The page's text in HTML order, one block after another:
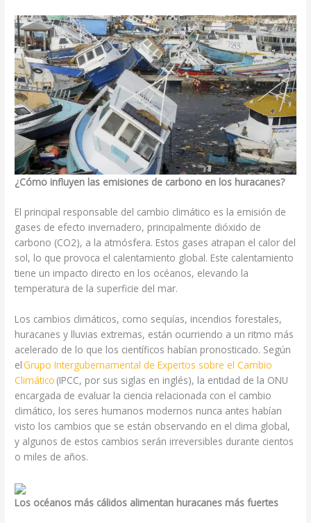
¿Cómo influyen las emisiones de carbono en los huracanes?
El principal responsable del cambio climático es la emisión de
gases de efecto invernadero, principalmente dióxido de
carbono (CO2), a la atmósfera. Estos gases atrapan el calor del
sol, lo que provoca el calentamiento global. Este calentamiento
tiene un impacto directo en los océanos, elevando la
temperatura de la superficie del mar.
Los cambios climáticos, como sequías, incendios forestales,
huracanes y lluvias extremas, están ocurriendo a un ritmo más
acelerado de lo que los científicos habían pronosticado. Según
elGrupo Intergubernamental de Expertos sobre el Cambio
Climático (IPCC, por sus siglas en inglés), la entidad de la ONU
encargada de evaluar la ciencia relacionada con el cambio
climático, los seres humanos modernos nunca antes habían
visto los cambios que se están observando en el clima global,
y algunos de estos cambios serán irreversibles durante cientos
o miles de años.
Los océanos más cálidos alimentan huracanes más fuertes